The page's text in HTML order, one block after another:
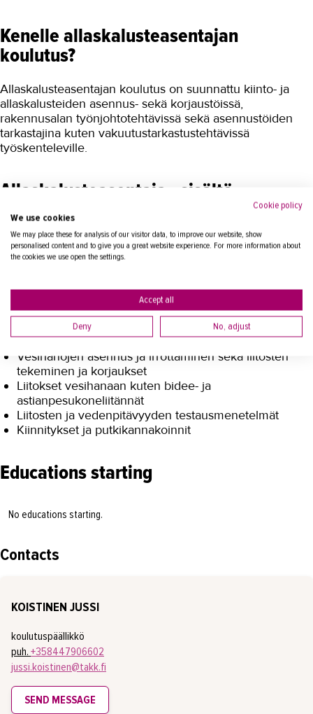
Kenelle allaskalusteasentajan
koulutus?
Allaskalusteasentajan koulutus on suunnattu kiinto- ja
allaskalusteiden asennus- sekä korjaustöissä,
rakennusalan työnjohtotehtävissä sekä asennustöiden
tarkastajina kuten vakuutustarkastustehtävissä
työskenteleville.
Allaskalusteasentaja - sisältö
Allaskalusteasentajan henkilösertifioinnin
osaamisvaatimuksien esittely, korttirekisteri
Pesupöydän läpiviennin sekä allaskalusteasennusten
ylivuodon toimivuuden tarkastaminen
Vesivahinkoriskien tekijät ja vauriolaajuudet
Vesijohtomateriaalien (kupari, muovi, komposiitti)
tuntemus ja vaikutus asennustyöhön
Vesihanojen asennus ja irrottaminen sekä liitosten
tekeminen ja korjaukset
Liitokset vesihanaan kuten bidee- ja
astianpesukoneliitännät
Liitosten ja vedenpitävyyden testausmenetelmät
Kiinnitykset ja putkikannakoinnit
Educations starting
No educations starting.
Contacts
KOISTINEN JUSSI
koulutuspäällikkö
puh. +358447906602
jussi.koistinen@takk.fi
SEND MESSAGE
Cookie policy
We use cookies
We may place these for analysis of our visitor data, to improve our website, show
personalised content and to give you a great website experience. For more information about
the cookies we use open the settings.
Accept all
Deny No, adjust